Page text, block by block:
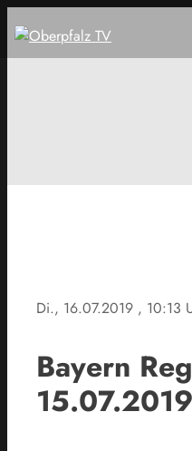
Di., 16.07.2019 , 10:13
Bayern
15.07.2019